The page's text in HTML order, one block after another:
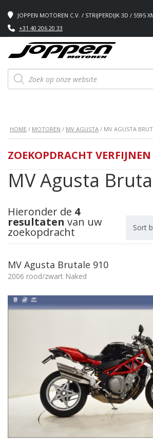
JOPPEN MOTOREN C.V. / STRIJPERDIJK 3D / 5595
+31 40 206 20 33
Producten
zoeken
HOME / MOTOREN / MV AGUSTA / MV AGUSTA
MV Agusta
Hieronder de 4
resultaten van uw
zoekopdracht Sort
MV Agusta Brutale 910
2006 rood/zwart Naked
ZOEKOPDRACHT VERFIJNEN